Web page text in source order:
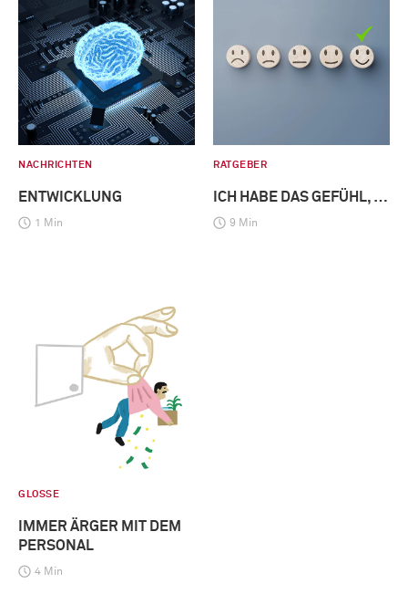
NACHRICHTEN
ENTWICKLUNG
1 Min
RATGEBER
ICH HABE DAS GEFÜHL, …
9 Min
GLOSSE
IMMER ÄRGER MIT DEM
PERSONAL
4 Min